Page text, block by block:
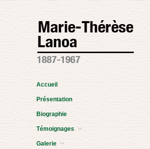
Accueil
Présentation
Biographie
Témoignages
Galerie